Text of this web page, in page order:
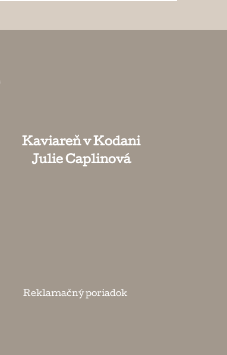
Kaviareň v Kodani
Julie Caplinová
Reklamačný poriadok